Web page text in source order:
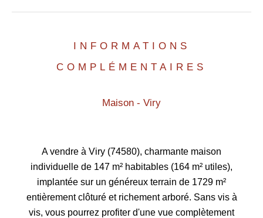
INFORMATIONS
COMPLÉMENTAIRES
Maison - Viry
A vendre à Viry (74580), charmante maison
individuelle de 147 m² habitables (164 m² utiles),
implantée sur un généreux terrain de 1729 m²
entièrement clôturé et richement arboré. Sans vis à
vis, vous pourrez profiter d'une vue complètement